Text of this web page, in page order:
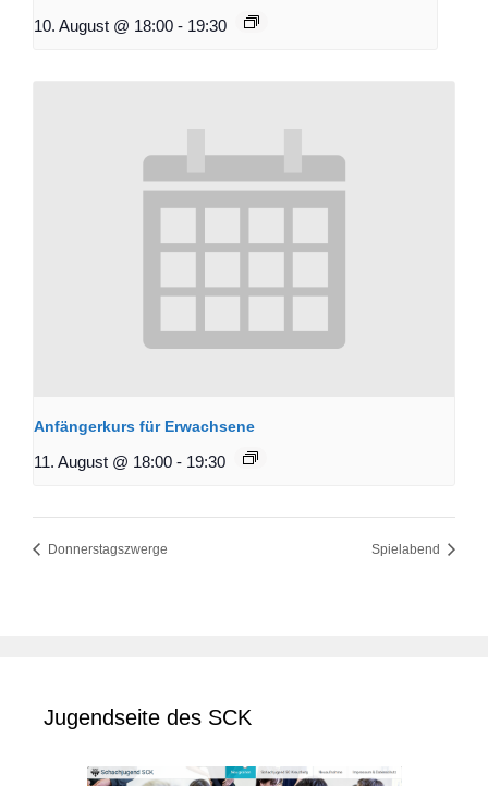
10. August @ 18:00 - 19:30
Anfängerkurs für Erwachsene
11. August @ 18:00 - 19:30
Donnerstagszwerge Spielabend
Jugendseite des SCK